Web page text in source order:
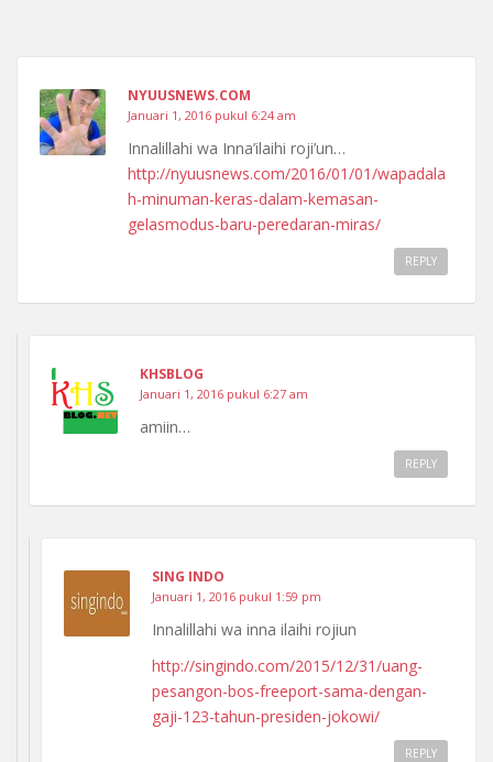
NYUUSNEWS.COM
Januari 1, 2016 pukul 6:24 am
Innalillahi wa Inna’ilaihi roji’un…
http://nyuusnews.com/2016/01/01/wapadala
h-minuman-keras-dalam-kemasan-
gelasmodus-baru-peredaran-miras/
REPLY
KHSBLOG
Januari 1, 2016 pukul 6:27 am
amiin…
REPLY
SING INDO
Januari 1, 2016 pukul 1:59 pm
Innalillahi wa inna ilaihi rojiun
http://singindo.com/2015/12/31/uang-
pesangon-bos-freeport-sama-dengan-
gaji-123-tahun-presiden-jokowi/
REPLY